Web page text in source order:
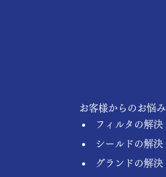
お客様からのお悩み
フィルタの解決
シールドの解決
グランドの解決